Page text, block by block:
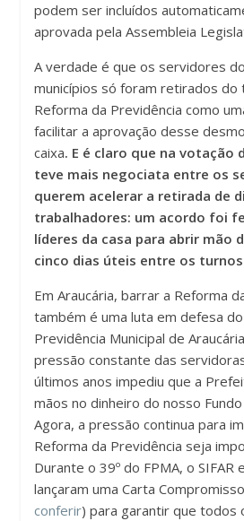
podem ser incluídos
aprovada pela Assembleia
A verdade é que os servidores
municípios só foram retirados do
Reforma da Previdência como
facilitar a aprovação desse
caixa. E é claro que na votação
teve mais negociata entre os
querem acelerar a retirada de
trabalhadores: um acordo foi
líderes da casa para abrir mão
cinco dias úteis entre os
Em Araucária, barrar a Reforma
também é uma luta em defesa
Previdência Municipal de
pressão constante das
últimos anos impediu que a
mãos no dinheiro do nosso
Agora, a pressão continua para
Reforma da Previdência seja
Durante o 39º do FPMA, o SIFAR
lançaram uma Carta
conferir) para garantir que todos